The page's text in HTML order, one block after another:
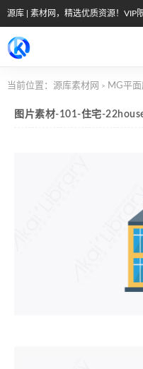
源库 | 素材网，精选优质资源！VIP
当前位置： 源库素材网 > MG平
图片素材-101-住宅-